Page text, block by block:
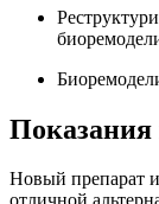
Новый препарат